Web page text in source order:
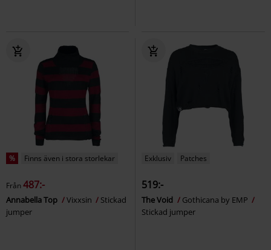
% Finns även i stora storlekar
Från487:-
Annabella Top Vixxsin
Stickad
jumper
Exklusiv Patches
519:-
The Void
Gothicana by EMP
Stickad jumper